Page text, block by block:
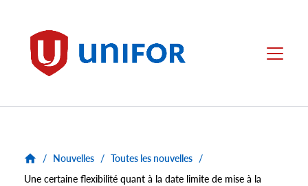
Unifor Menu
/ Nouvelles / Toutes les nouvelles /
Une certaine flexibilité quant à la date limite de mise à la